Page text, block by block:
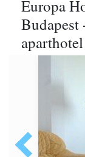
Europa
Budapest